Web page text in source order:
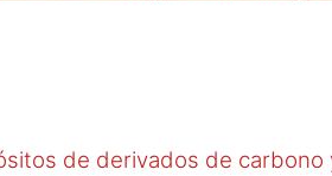
de derivados de carbono